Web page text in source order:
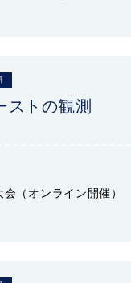
ストの観測
（オンライン開催）